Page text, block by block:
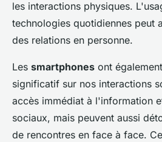
les interactions physiques.
technologies quotidiennes peut
des relations en personne.
Les smartphones ont
significatif sur nos interactions
accès immédiat à l'information
sociaux, mais peuvent aussi
de rencontres en face à face.